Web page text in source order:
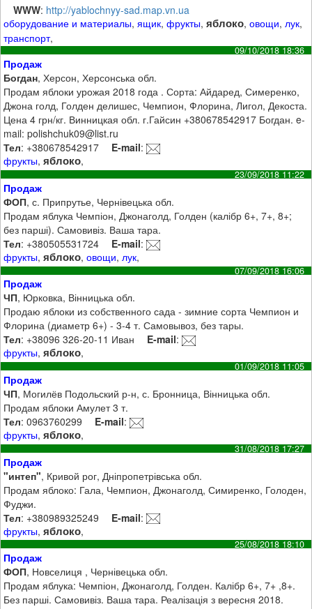
WWW: http://yablochnyy-sad.map.vn.ua
оборудование и материалы,ящик,фрукты,яблоко,овощи, лук,
транспорт,
09/10/2018 18:36
Продаж
Богдан, Херсон, Херсонська обл.
Продам яблоки урожая 2018 года . Сорта: Айдаред, Симеренко,
Джона голд, Голден делишес, Чемпион, Флорина, Лигол, Декоста.
Цена 4 грн/кг. Винницкая обл. г.Гайсин +380678542917 Богдан. e-
mail: polishchuk09@list.ru
Тел: +380678542917 E-mail:
фрукты,яблоко,
23/09/2018 11:22
Продаж
ФОП, с. Припрутье, Чернівецька обл.
Продам яблука Чемпіон, Джонаголд, Голден (калібр 6+, 7+, 8+;
без парші). Самовивіз. Ваша тара.
Тел: +380505531724 E-mail:
фрукты,яблоко,овощи, лук,
07/09/2018 16:06
Продаж
ЧП, Юрковка, Вінницька обл.
Продаю яблоки из собственного сада - зимние сорта Чемпион и
Флорина (диаметр 6+) - 3-4 т. Самовывоз, без тары.
Тел: +38096 326-20-11 Иван E-mail:
фрукты,яблоко,
01/09/2018 11:05
Продаж
ЧП, Могилёв Подольский р-н, с. Бронница, Вінницька обл.
Продам яблоки Амулет 3 т.
Тел: 0963760299 E-mail:
фрукты,яблоко,
31/08/2018 17:27
Продаж
"интеп", Кривой рог, Дніпропетрівська обл.
Продам яблоко: Гала, Чемпион, Джонаголд, Симиренко, Голоден,
Фуджи.
Тел: +380989325249 E-mail:
фрукты,яблоко,
25/08/2018 18:10
Продаж
ФОП, Новселиця , Чернівецька обл.
Продам яблука: Чемпіон, Джонаголд, Голден. Калібр 6+, 7+ ,8+.
Без парші. Самовивіз. Ваша тара. Реалізація з вересня 2018.